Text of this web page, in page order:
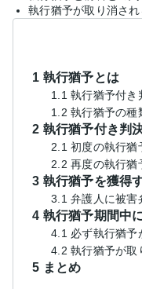
執行猶予が取り消さ
1 執行猶予とは
1.1 執行猶予付き
1.2 執行猶予の種
2 執行猶予付き判
2.1 初度の執行猶
2.2 再度の執行猶
3 執行猶予を獲得
3.1 弁護人に被害
4 執行猶予期間中
4.1 必ず執行猶予
4.2 執行猶予が取
5 まとめ